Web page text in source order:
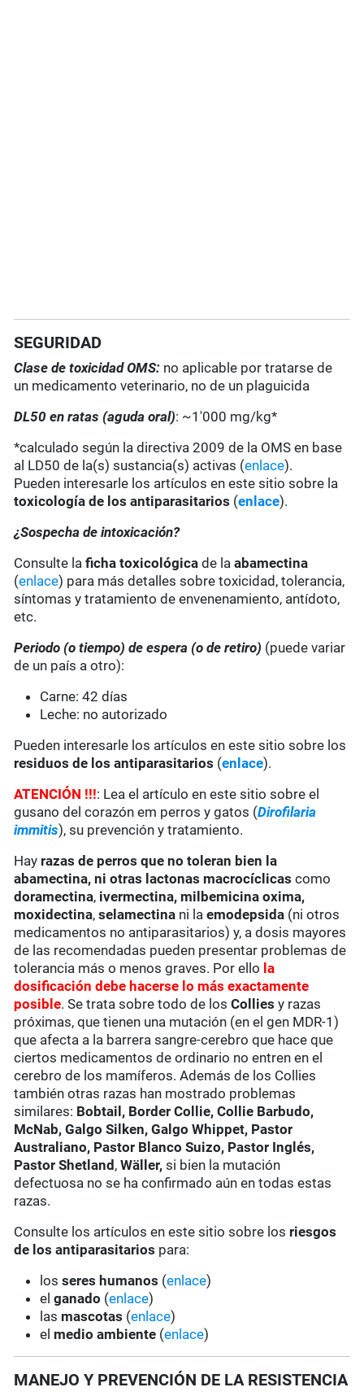
SEGURIDAD
Clase de toxicidad OMS: no aplicable por tratarse de
un medicamento veterinario, no de un plaguicida
DL50 en ratas (aguda oral): ~1'000 mg/kg*
*calculado según la directiva 2009 de la OMS en base
al LD50 de la(s) sustancia(s) activas (enlace).
Pueden interesarle los artículos en este sitio sobre la
toxicología de los antiparasitarios (enlace).
¿Sospecha de intoxicación?
Consulte laficha toxicológica de laabamectina
(enlace) para más detalles sobre toxicidad, tolerancia,
síntomas y tratamiento de envenenamiento, antídoto,
etc.
Periodo (o tiempo) de espera (o de retiro) (puede variar
de un país a otro):
Carne: 42 días
Leche: no autorizado
Pueden interesarle los artículos en este sitio sobre los
residuos de los antiparasitarios (enlace).
ATENCIÓN !!!: Lea el artículo en este sitio sobre el
gusano del corazón em perros y gatos (Dirofilaria
immitis), su prevención y tratamiento.
Hay razas de perros que no toleran bien la
abamectina, ni otras lactonas macrocíclicas como
doramectina, ivermectina, milbemicina oxima,
moxidectina,selamectina ni laemodepsida (ni otros
medicamentos no antiparasitarios) y, a dosis mayores
de las recomendadas pueden presentar problemas de
tolerancia más o menos graves. Por ello la
dosificación debe hacerse lo más exactamente
posible. Se trata sobre todo de losColliesy razas
próximas, que tienen una mutación (en el gen MDR-1)
que afecta a la barrera sangre-cerebro que hace que
ciertos medicamentos de ordinario no entren en el
cerebro de los mamíferos. Además de los Collies
también otras razas han mostrado problemas
similares: Bobtail, Border Collie, Collie Barbudo,
McNab, Galgo Silken, Galgo Whippet, Pastor
Australiano, Pastor Blanco Suizo, Pastor Inglés,
Pastor Shetland ,Wäller,si bien la mutación
defectuosa no se ha confirmado aún en todas estas
razas.
Consulte los artículos en este sitio sobre los riesgos
de los antiparasitarios para:
losseres humanos (enlace)
elganado (enlace)
las mascotas (enlace)
el medio ambiente (enlace)
MANEJO Y PREVENCIÓN DE LA RESISTENCIA